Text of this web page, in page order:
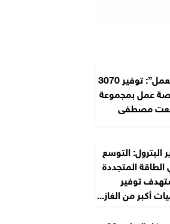
”العمل”: توفير 3070
عمل بمجموعة
مصطفى
البترول: التوسع
المتجددة
توفير
أكبر من الغاز...